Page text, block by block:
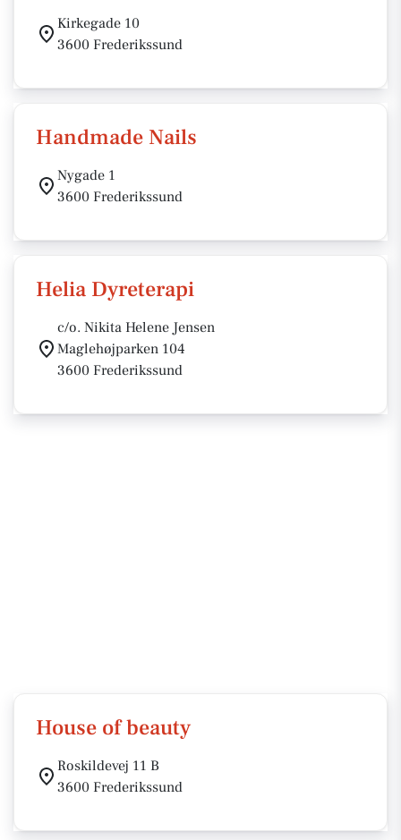
Kirkegade 10
3600 Frederikssund
Handmade Nails
Nygade 1
3600 Frederikssund
Helia Dyreterapi
c/o. Nikita Helene Jensen
Maglehøjparken 104
3600 Frederikssund
House of beauty
Roskildevej 11 B
3600 Frederikssund